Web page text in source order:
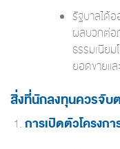
รัฐบาลได้
ผลบวกต่อ
ธรรมเนียม
ยอดขายแล
สิ่งที่นักลงทุนควรจับ
การเปิดตัวโครงกา